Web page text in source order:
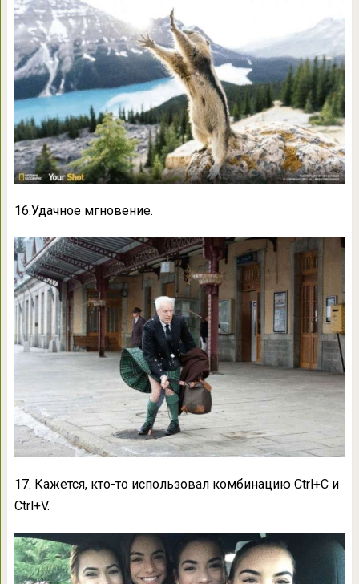
16.Удачное мгновение.
17. Кажется, кто-то использовал комбинацию Ctrl+C и
Ctrl+V.